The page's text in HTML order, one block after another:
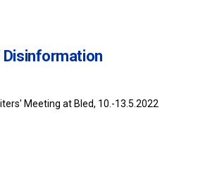
Disinformation
Meeting at Bled, 10.-13.5.2022